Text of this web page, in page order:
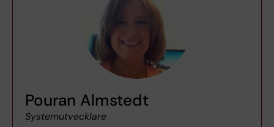
Pouran Almstedt
Systemutvecklare